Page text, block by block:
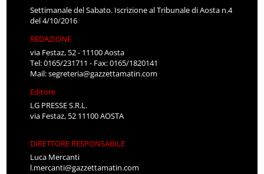
Settimanale del Sabato. Iscrizione al Tribunale di Aosta n.4
del 4/10/2016
REDAZIONE
via Festaz, 52 - 11100 Aosta
Tel: 0165/231711 - Fax: 0165/1820141
Mail:segreteria@gazzettamatin.com
Editore
LG PRESSE S.R.L.
via Festaz, 52 11100 AOSTA
DIRETTORE RESPONSABILE
Luca Mercanti
l.mercanti@gazzettamatin.com